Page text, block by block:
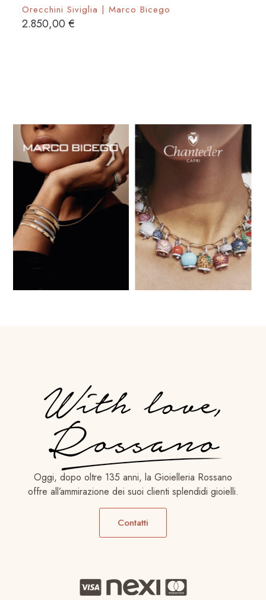
Orecchini Siviglia | Marco Bicego
2.850,00€
Oggi, dopo oltre 135 anni, la Gioielleria Rossano
offre all’ammirazione dei suoi clienti splendidi gioielli.
Contatti